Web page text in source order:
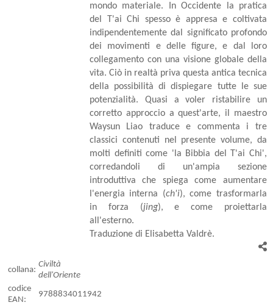
mondo materiale. In Occidente la pratica
del T'ai Chi spesso è appresa e coltivata
indipendentemente dal significato profondo
dei movimenti e delle figure, e dal loro
collegamento con una visione globale della
vita. Ciò in realtà priva questa antica tecnica
della possibilità di dispiegare tutte le sue
potenzialità. Quasi a voler ristabilire un
corretto approccio a quest'arte, il maestro
Waysun Liao traduce e commenta i tre
classici contenuti nel presente volume, da
molti definiti come 'la Bibbia del T'ai Chi',
corredandoli di un'ampia sezione
introduttiva che spiega come aumentare
l'energia interna (ch'i), come trasformarla
in forza (jing), e come proiettarla
all'esterno.
Traduzione di Elisabetta Valdrè.
collana:
Civiltà
dell'Oriente
codice
EAN:
9788834011942